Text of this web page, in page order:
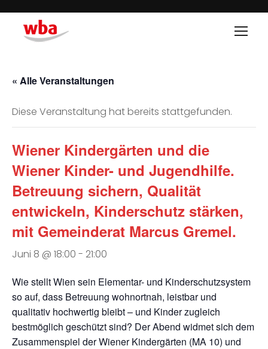
« Alle Veranstaltungen
Diese Veranstaltung hat bereits stattgefunden.
Wiener Kindergärten und die
Wiener Kinder- und Jugendhilfe.
Betreuung sichern, Qualität
entwickeln, Kinderschutz stärken,
mit Gemeinderat Marcus Gremel.
Juni 8 @ 18:00 - 21:00
Wie stellt Wien sein Elementar- und Kinderschutzsystem
so auf, dass Betreuung wohnortnah, leistbar und
qualitativ hochwertig bleibt – und Kinder zugleich
bestmöglich geschützt sind? Der Abend widmet sich dem
Zusammenspiel der Wiener Kindergärten (MA 10) und